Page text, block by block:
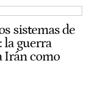
sistemas de
la guerra
Irán como